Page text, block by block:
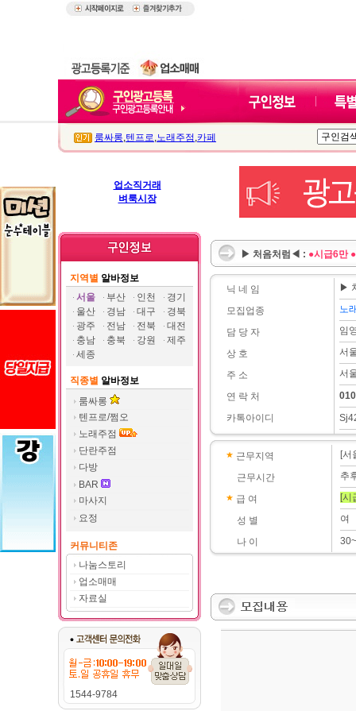
룸싸롱,텐프로,노래주점 ,카페
업소직거래
벼룩시장
지역별 알바정보
서울
부산 인천
경기
울산
경남 대구
경북
광주
전남 전북
대전
충남
충북 강원
제주
세종
직종별 알바정보
룸싸롱
텐프로/쩜오
노래주점
단란주점
다방
BAR
마사지
요정
커뮤니티존
나눔스토리
업소매매
자료실
1544-9784
▶ 처음처럼◀ : ●시급6만
닉 네 임
모집업종
담 당 자
상 호
주 소
연 락 처
카톡아이디
▶
노
임
서
서
근무지역
근무시간
급 여
성 별
나 이
[서
추
[시
여